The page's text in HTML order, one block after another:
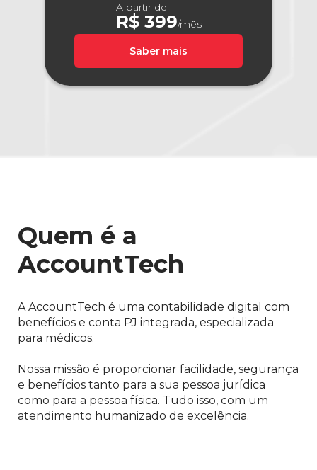
A partir de
R$ 399/mês
Saber mais
Quem é a
AccountTech
A AccountTech é uma contabilidade digital com
benefícios e conta PJ integrada, especializada
para médicos.
Nossa missão é proporcionar facilidade, segurança
e benefícios tanto para a sua pessoa jurídica
como para a pessoa física. Tudo isso, com um
atendimento humanizado de excelência.